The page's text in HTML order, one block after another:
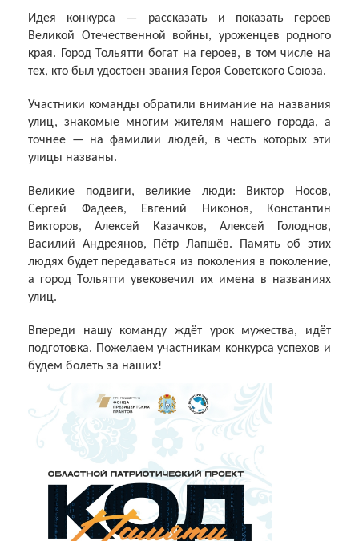
Идея конкурса — рассказать и показать героев
Великой Отечественной войны, уроженцев родного
края. Город Тольятти богат на героев, в том числе на
тех, кто был удостоен звания Героя Советского Союза.
Участники команды обратили внимание на названия
улиц, знакомые многим жителям нашего города, а
точнее — на фамилии людей, в честь которых эти
улицы названы.
Великие подвиги, великие люди: Виктор Носов,
Сергей Фадеев, Евгений Никонов, Константин
Викторов, Алексей Казачков, Алексей Голоднов,
Василий Андреянов, Пётр Лапшёв. Память об этих
людях будет передаваться из поколения в поколение,
а город Тольятти увековечил их имена в названиях
улиц.
Впереди нашу команду ждёт урок мужества, идёт
подготовка. Пожелаем участникам конкурса успехов и
будем болеть за наших!